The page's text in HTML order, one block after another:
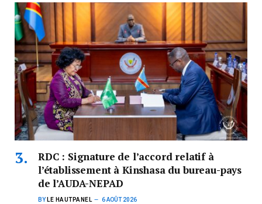
RDC : Signature de l’accord relatif à
l’établissement à Kinshasa du bureau-pays
de l’AUDA-NEPAD
BY LE HAUTPANEL 6 AOÛT 2026